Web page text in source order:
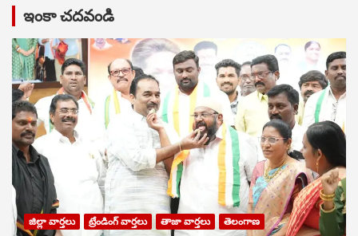
ఇంకా చదవండి
జిల్లా వార్తలు ట్రేండింగ్ వార్తలు తాజా వార్తలు తెలంగాణ